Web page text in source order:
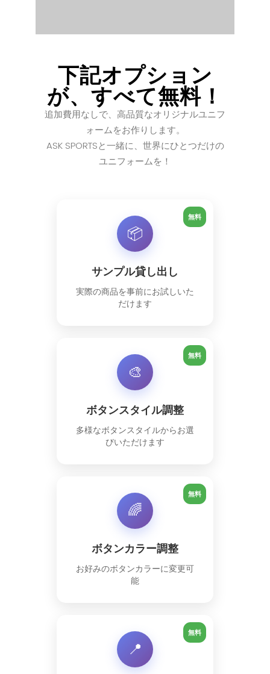
下記オプション
が、すべて無料！
追加費用なしで、高品質なオリジナルユニフ
ォームをお作りします。
ASK SPORTSと一緒に、世界にひとつだけの
ユニフォームを！
無料
📦
サンプル貸し出し
実際の商品を事前にお試しいた
だけます
無料
🎨
ボタンスタイル調整
多様なボタンスタイルからお選
びいただけます
無料
🌈
ボタンカラー調整
お好みのボタンカラーに変更可
能
無料
📍